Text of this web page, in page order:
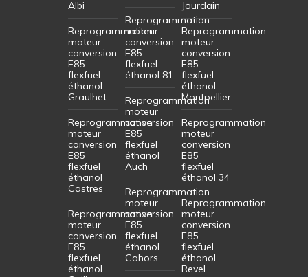
Albi
Reprogrammation
moteur
conversion
E85
flexfuel
éthanol
Graulhet
Reprogrammation
moteur
conversion
E85
flexfuel
éthanol
Castres
Reprogrammation
moteur
conversion
E85
flexfuel
éthanol
Reprogrammation
moteur
conversion
E85
flexfuel
éthanol 81
Reprogrammation
moteur
conversion
E85
flexfuel
éthanol
Auch
Reprogrammation
moteur
conversion
E85
flexfuel
éthanol
Cahors
Jourdain
Reprogrammation
moteur
conversion
E85
flexfuel
éthanol
Montpellier
Reprogrammation
moteur
conversion
E85
flexfuel
éthanol 34
Reprogrammation
moteur
conversion
E85
flexfuel
éthanol
Revel